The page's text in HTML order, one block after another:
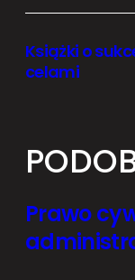
Książki o
celami
Prawo